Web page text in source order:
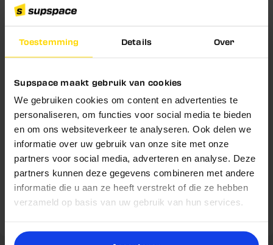
Toestemming Details Over
Supspace maakt gebruik van cookies
We gebruiken cookies om content en advertenties te
personaliseren, om functies voor social media te bieden
en om ons websiteverkeer te analyseren. Ook delen we
informatie over uw gebruik van onze site met onze
partners voor social media, adverteren en analyse. Deze
partners kunnen deze gegevens combineren met andere
informatie die u aan ze heeft verstrekt of die ze hebben
verzameld op basis van uw gebruik van hun services.
Het vlees wordt langzaam gedroogd: voor ongeveer
Verkrijgbaar in verschillende smaken, zoals Original,
Sweet & Hot en Teriyaki
na het sporten
Voedingswaarden
Gebruik & Dosering
Omschrijving
Belangrijke vraag!
Wil jij nooit meer een goede deal missen én
profiteren van5% korting op je volgende
aankoop?
Ja Nee
Schrijf je nu in en ontvang
Blijf op de hoogte van nieuwe producten,
slimme tips en exclusieve kortingen.
Voornaam
Email
Nu inschrijven